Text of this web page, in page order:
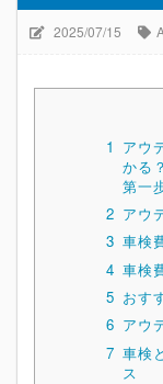
2025/07/15
1 アウ
かる
第一
2 アウ
3 車検
4 車検
5 おす
6 アウ
7 車検
ス